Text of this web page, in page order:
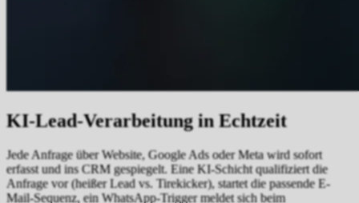
KI-Lead-Verarbeitung in Echtzeit
Jede Anfrage über Website, Google Ads oder Meta wird sofort
erfasst und ins CRM gespiegelt. Eine KI-Schicht qualifiziert die
Anfrage vor (heißer Lead vs. Tirekicker), startet die passende E-
Mail-Sequenz, ein WhatsApp-Trigger meldet sich beim